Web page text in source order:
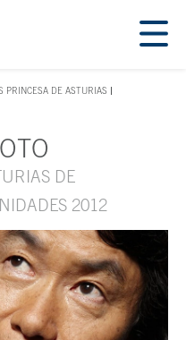
principal
PRINCESA DE ASTURIAS
DE
2012